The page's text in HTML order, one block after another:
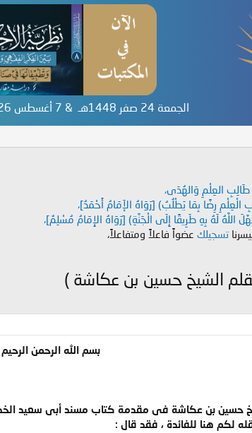
الجمعة 24 صفر 1448هـ & 7 أغسطس 2026م
العِلْمِ وَالهُدَى،
الْعِلْمِ رِضًا بِمَا يَطْلُبُ) [رَوَاهُ الإَمَامُ أَحْمَدُ]،
لَهُ بِهِ طَرِيقًا إِلَى الْجَنَّةِ) [رَوَاهُ الإِمَامُ مُسْلِمٌ]،
تسجيلك عضواً فاعلاً ومتفاعلاً،
الشيخ حسين بن عكاشة )
بسم الله الرحمن الرحيم​
بن عكاشة فى مقدمة كتاب مسند أبى سعيد الخدرى
لكم هنا للفائدة ، فقد قال :